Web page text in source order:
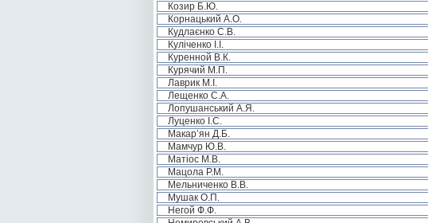
Козир Б.Ю.
Корнацький А.О.
Кудлаєнко С.В.
Куліченко І.І.
Куренной В.К.
Курячий М.П.
Лаврик М.І.
Лещенко С.А.
Лопушанський А.Я.
Луценко І.С.
Макар’ян Д.Б.
Мамчур Ю.В.
Матіос М.В.
Мацола Р.М.
Мельниченко В.В.
Мушак О.П.
Негой Ф.Ф.